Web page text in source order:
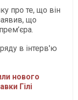
про те, що він
що
в інтерв'ю
нового
Гілі